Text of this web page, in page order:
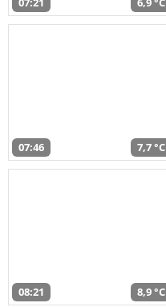
07:46 7,7 °C
08:21 8,9 °C